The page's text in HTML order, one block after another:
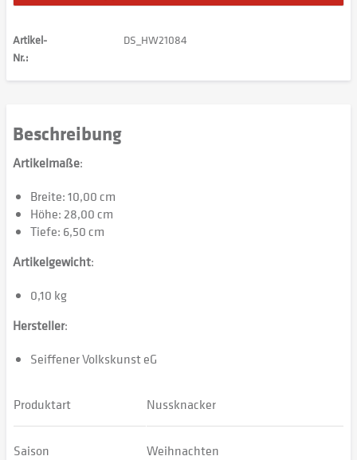
Artikel-
Nr.:
DS_HW21084
Beschreibung
Artikelmaße:
Breite: 10,00 cm
Höhe: 28,00 cm
Tiefe: 6,50 cm
Artikelgewicht:
0,10 kg
Hersteller:
Seiffener Volkskunst eG
Produktart Nussknacker
Saison Weihnachten